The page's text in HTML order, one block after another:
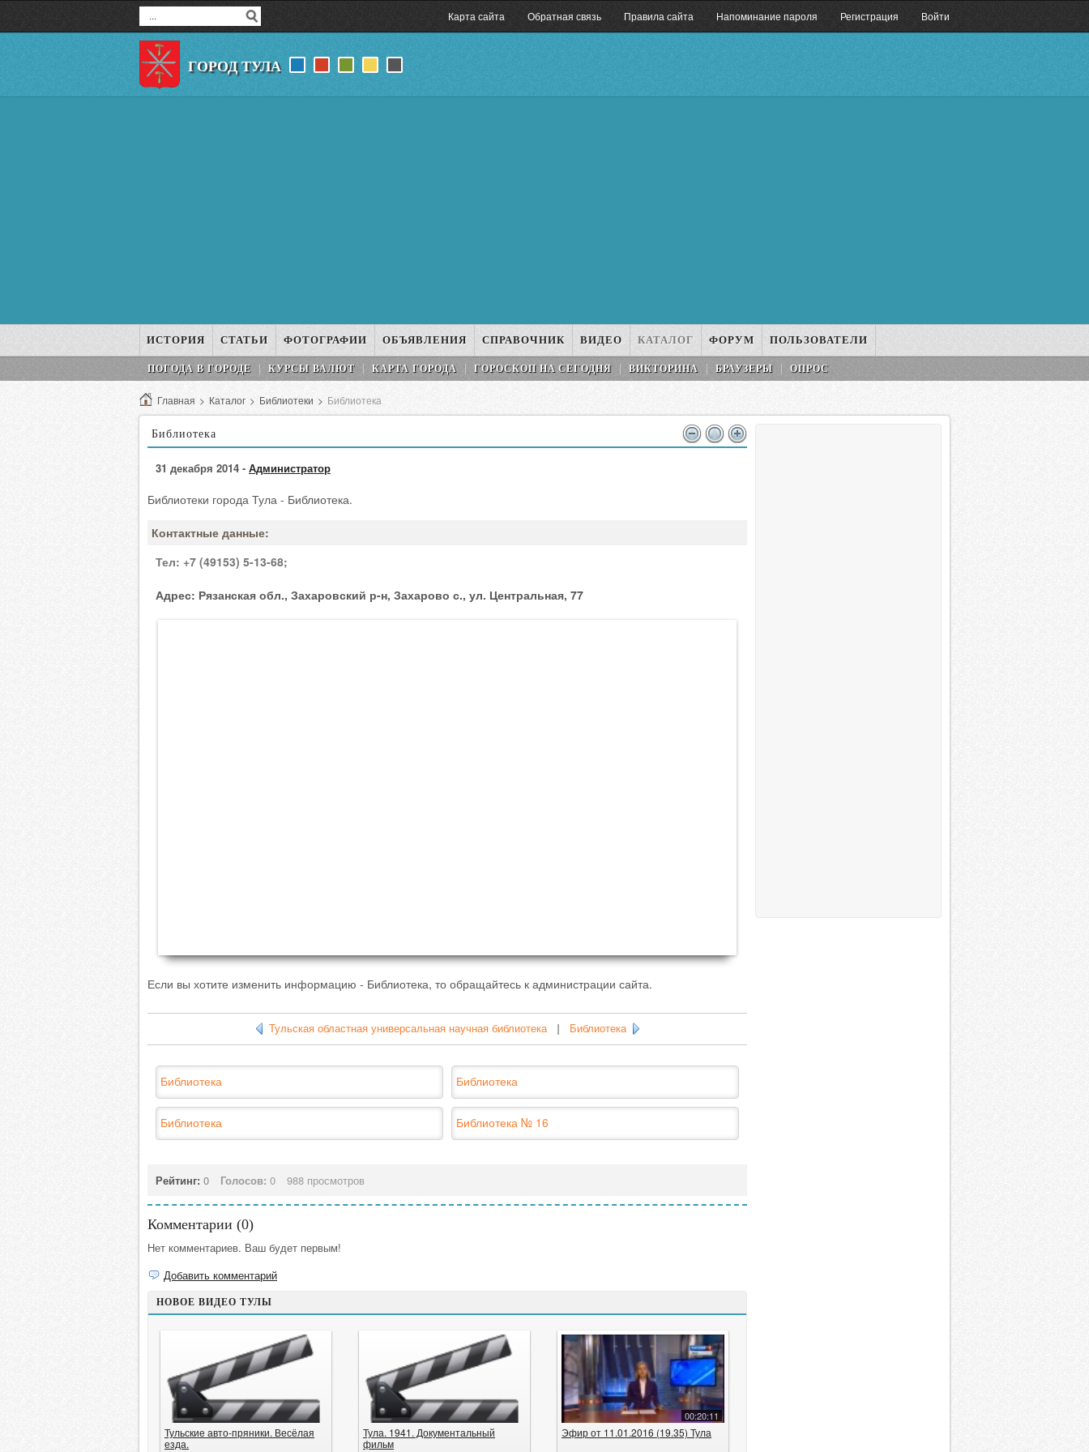
Карта сайта Обратная связь Правила сайта Напоминание пароля Регистрация Войти
ГОРОД ТУЛА
ИСТОРИЯ СТАТЬИ ФОТОГРАФИИ ОБЪЯВЛЕНИЯ СПРАВОЧНИК ВИДЕО КАТАЛОГ ФОРУМ ПОЛЬЗОВАТЕЛИ
ПОГОДА В ГОРОДЕ КУРСЫ ВАЛЮТ КАРТА ГОРОДА ГОРОСКОП НA СEГОДНЯ ВИКТОРИНА БРАУЗЕРЫ ОПРОС
Главная > Каталог > Библиотеки > Библиотека
Библиотека
31 декабря 2014 - Администратор
Библиотеки города Тула - Библиотека.
Контактные данные:
Тел: +7 (49153) 5-13-68;
Адрес: Рязанская обл., Захаровский р-н, Захарово с., ул. Центральная, 77
Если вы хотите изменить информацию - Библиотека, то обращайтесь к администрации сайта.
Тульская областная универсальная научная библиотека| Библиотека
Библиотека Библиотека
Библиотека Библиотека № 16
Рейтинг: 0 Голосов: 0 988 просмотров
Комментарии (0)
Нет комментариев. Ваш будет первым!
Добавить комментарий
НОВОЕ ВИДЕО ТУЛЫ
Тульские авто-пряники. Весёлая
езда.
Тула. 1941. Документальный
фильм
00:20:11
Эфир от 11.01.2016 (19.35) Тула